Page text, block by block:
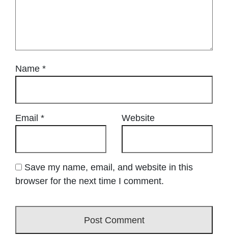
Name *
Email * Website
Save my name, email, and website in this
browser for the next time I comment.